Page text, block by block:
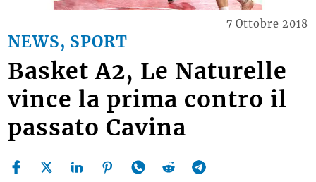
NEWS, SPORT
7 Ottobre 2018
Basket A2, Le Naturelle
vince la prima contro il
passato Cavina